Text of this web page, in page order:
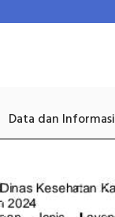
Data dan Informasi